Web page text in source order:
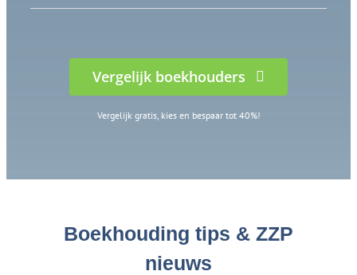
Vergelijk boekhouders
Vergelijk gratis, kies en bespaar tot 40%!
Boekhouding tips & ZZP
nieuws